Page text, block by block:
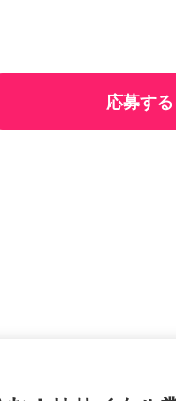
応募する